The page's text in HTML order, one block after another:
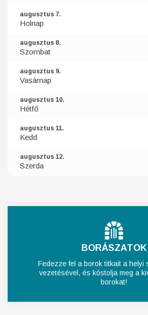
augusztus 7.
Holnap
augusztus 8.
Szombat
augusztus 9.
Vasárnap
augusztus 10.
Hétfő
augusztus 11.
Kedd
augusztus 12.
Szerda
BORÁSZATOK
Fedezze fel a borok titkait a helyi
vezetésével, és kóstolja meg a
borokat!